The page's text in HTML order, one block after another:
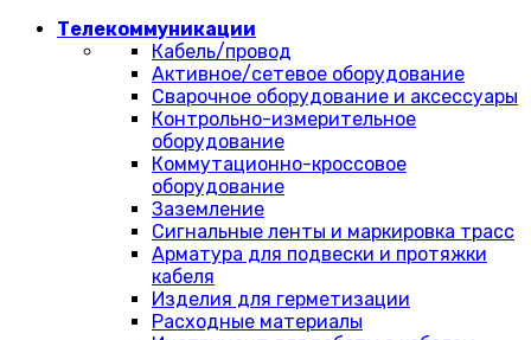
Телекоммуникации
Кабель/провод
Активное/сетевое оборудование
Сварочное оборудование и аксессуары
Контрольно-измерительное
оборудование
Коммутационно-кроссовое
оборудование
Заземление
Сигнальные ленты и маркировка трасс
Арматура для подвески и протяжки
кабеля
Изделия для герметизации
Расходные материалы